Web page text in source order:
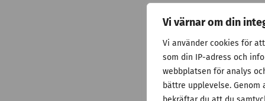
Vi värnar om din
Vi använder cookies för
som din IP-adress och
webbplatsen för analys
bättre upplevelse.